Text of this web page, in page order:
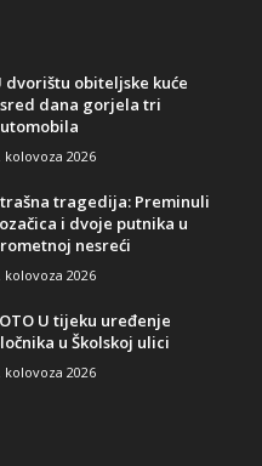
dvorištu obiteljske kuće
dana gorjela tri
kolovoza 2026
tragedija: Preminuli
i dvoje putnika u
nesreći
kolovoza 2026
U tijeku uređenje
u Školskoj ulici
kolovoza 2026